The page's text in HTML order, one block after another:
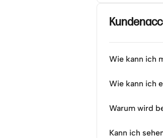
Wie kann ich
Wie kann ich
Warum wird
Kann ich